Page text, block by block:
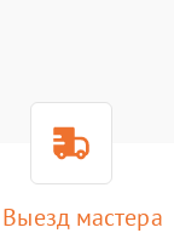
Выезд мастера